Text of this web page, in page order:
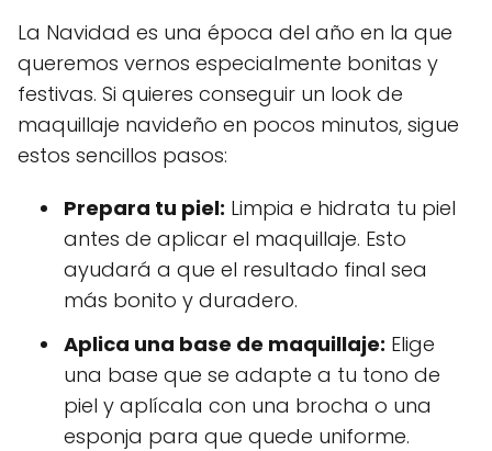
La Navidad es una época del año en la que
queremos vernos especialmente bonitas y
festivas. Si quieres conseguir un look de
maquillaje navideño en pocos minutos, sigue
estos sencillos pasos:
Prepara tu piel: Limpia e hidrata tu piel
antes de aplicar el maquillaje. Esto
ayudará a que el resultado final sea
más bonito y duradero.
Aplica una base de maquillaje: Elige
una base que se adapte a tu tono de
piel y aplícala con una brocha o una
esponja para que quede uniforme.